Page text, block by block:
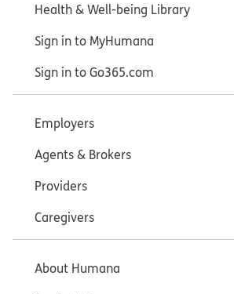
Health & Well-being Library
Sign in to MyHumana
Sign in to Go365.com
Employers
Agents & Brokers
Providers
Caregivers
About Humana